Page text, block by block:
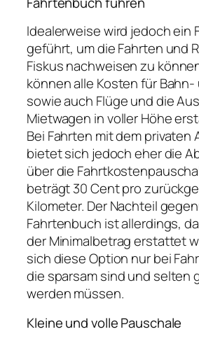
Idealerweise wird jedoch ein
geführt, um die Fahrten und
Fiskus nachweisen zu
können alle Kosten für
sowie auch Flüge und die
Mietwagen in voller Höhe
Bei Fahrten mit dem privaten
bietet sich jedoch eher die
über die
beträgt 30 Cent pro
Kilometer. Der Nachteil
Fahrtenbuch ist allerdings,
der Minimalbetrag erstattet
sich diese Option nur bei
die sparsam sind und selten
werden müssen.
Kleine und volle Pauschale